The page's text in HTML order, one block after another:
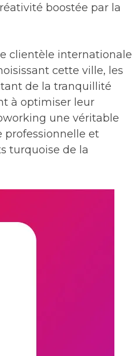
boostée par la
clientèle internationale
cette ville, les
de la tranquillité
à optimiser leur
une véritable
professionnelle et
turquoise de la